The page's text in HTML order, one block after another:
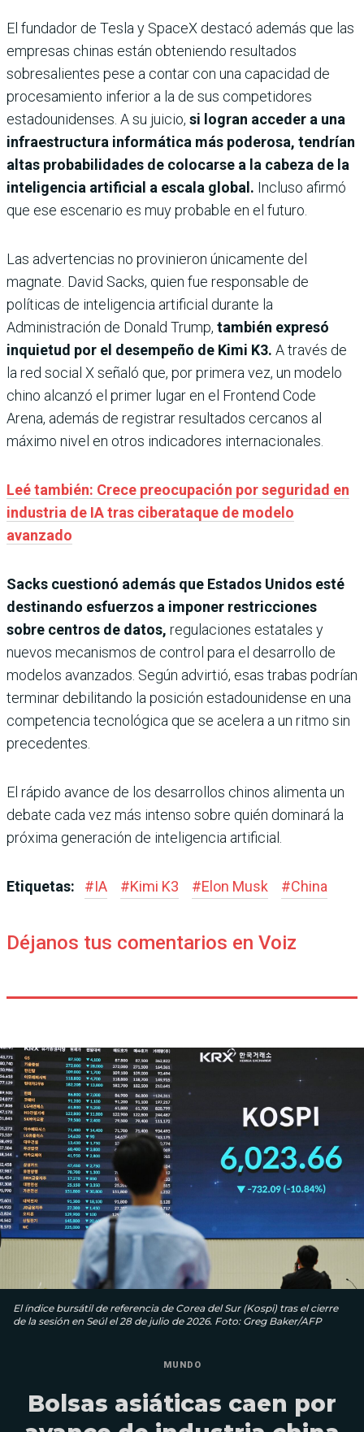
El fundador de Tesla y SpaceX destacó además que las
empresas chinas están obteniendo resultados
sobresalientes pese a contar con una capacidad de
procesamiento inferior a la de sus competidores
estadounidenses. A su juicio, si logran acceder a una
infraestructura informática más poderosa, tendrían
altas probabilidades de colocarse a la cabeza de la
inteligencia artificial a escala global. Incluso afirmó
que ese escenario es muy probable en el futuro.
Las advertencias no provinieron únicamente del
magnate. David Sacks, quien fue responsable de
políticas de inteligencia artificial durante la
Administración de Donald Trump, también expresó
inquietud por el desempeño de Kimi K3. A través de
la red social X señaló que, por primera vez, un modelo
chino alcanzó el primer lugar en el Frontend Code
Arena, además de registrar resultados cercanos al
máximo nivel en otros indicadores internacionales.
Leé también: Crece preocupación por seguridad en
industria de IA tras ciberataque de modelo
avanzado
Sacks cuestionó además que Estados Unidos esté
destinando esfuerzos a imponer restricciones
sobre centros de datos, regulaciones estatales y
nuevos mecanismos de control para el desarrollo de
modelos avanzados. Según advirtió, esas trabas podrían
terminar debilitando la posición estadounidense en una
competencia tecnológica que se acelera a un ritmo sin
precedentes.
El rápido avance de los desarrollos chinos alimenta un
debate cada vez más intenso sobre quién dominará la
próxima generación de inteligencia artificial.
Etiquetas: #IA #Kimi K3 #Elon Musk #China
Déjanos tus comentarios en Voiz
El índice bursátil de referencia de Corea del Sur (Kospi) tras el cierre
de la sesión en Seúl el 28 de julio de 2026. Foto: Greg Baker/AFP
MUNDO
Bolsas asiáticas caen por